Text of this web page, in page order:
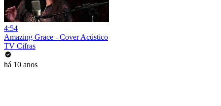
4:54
Amazing Grace - Cover Acústico
TV Cifras
há 10 anos